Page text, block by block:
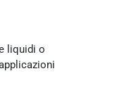
liquidi o